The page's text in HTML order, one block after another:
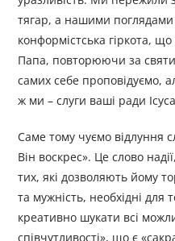
тягар, а нашими поглядами
конформістська гіркота,
Папа, повторюючи за
самих себе проповідуємо,
ж ми – слуги ваші ради
Саме тому чуємо відлуння
Він воскрес». Це слово
тих, які дозволяють йому
та мужність, необхідні для
креативно шукати всі
співчутливості», що є